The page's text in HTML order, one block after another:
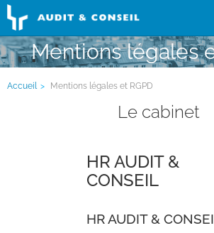
Mentions légales
Accueil Mentions légales et RGPD
Le cabinet
HR AUDIT &
CONSEIL
HR AUDIT &